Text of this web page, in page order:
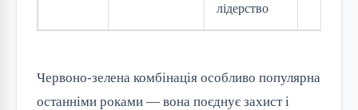
лідерство
Червоно-зелена комбінація особливо популярна
останніми роками — вона поєднує захист і